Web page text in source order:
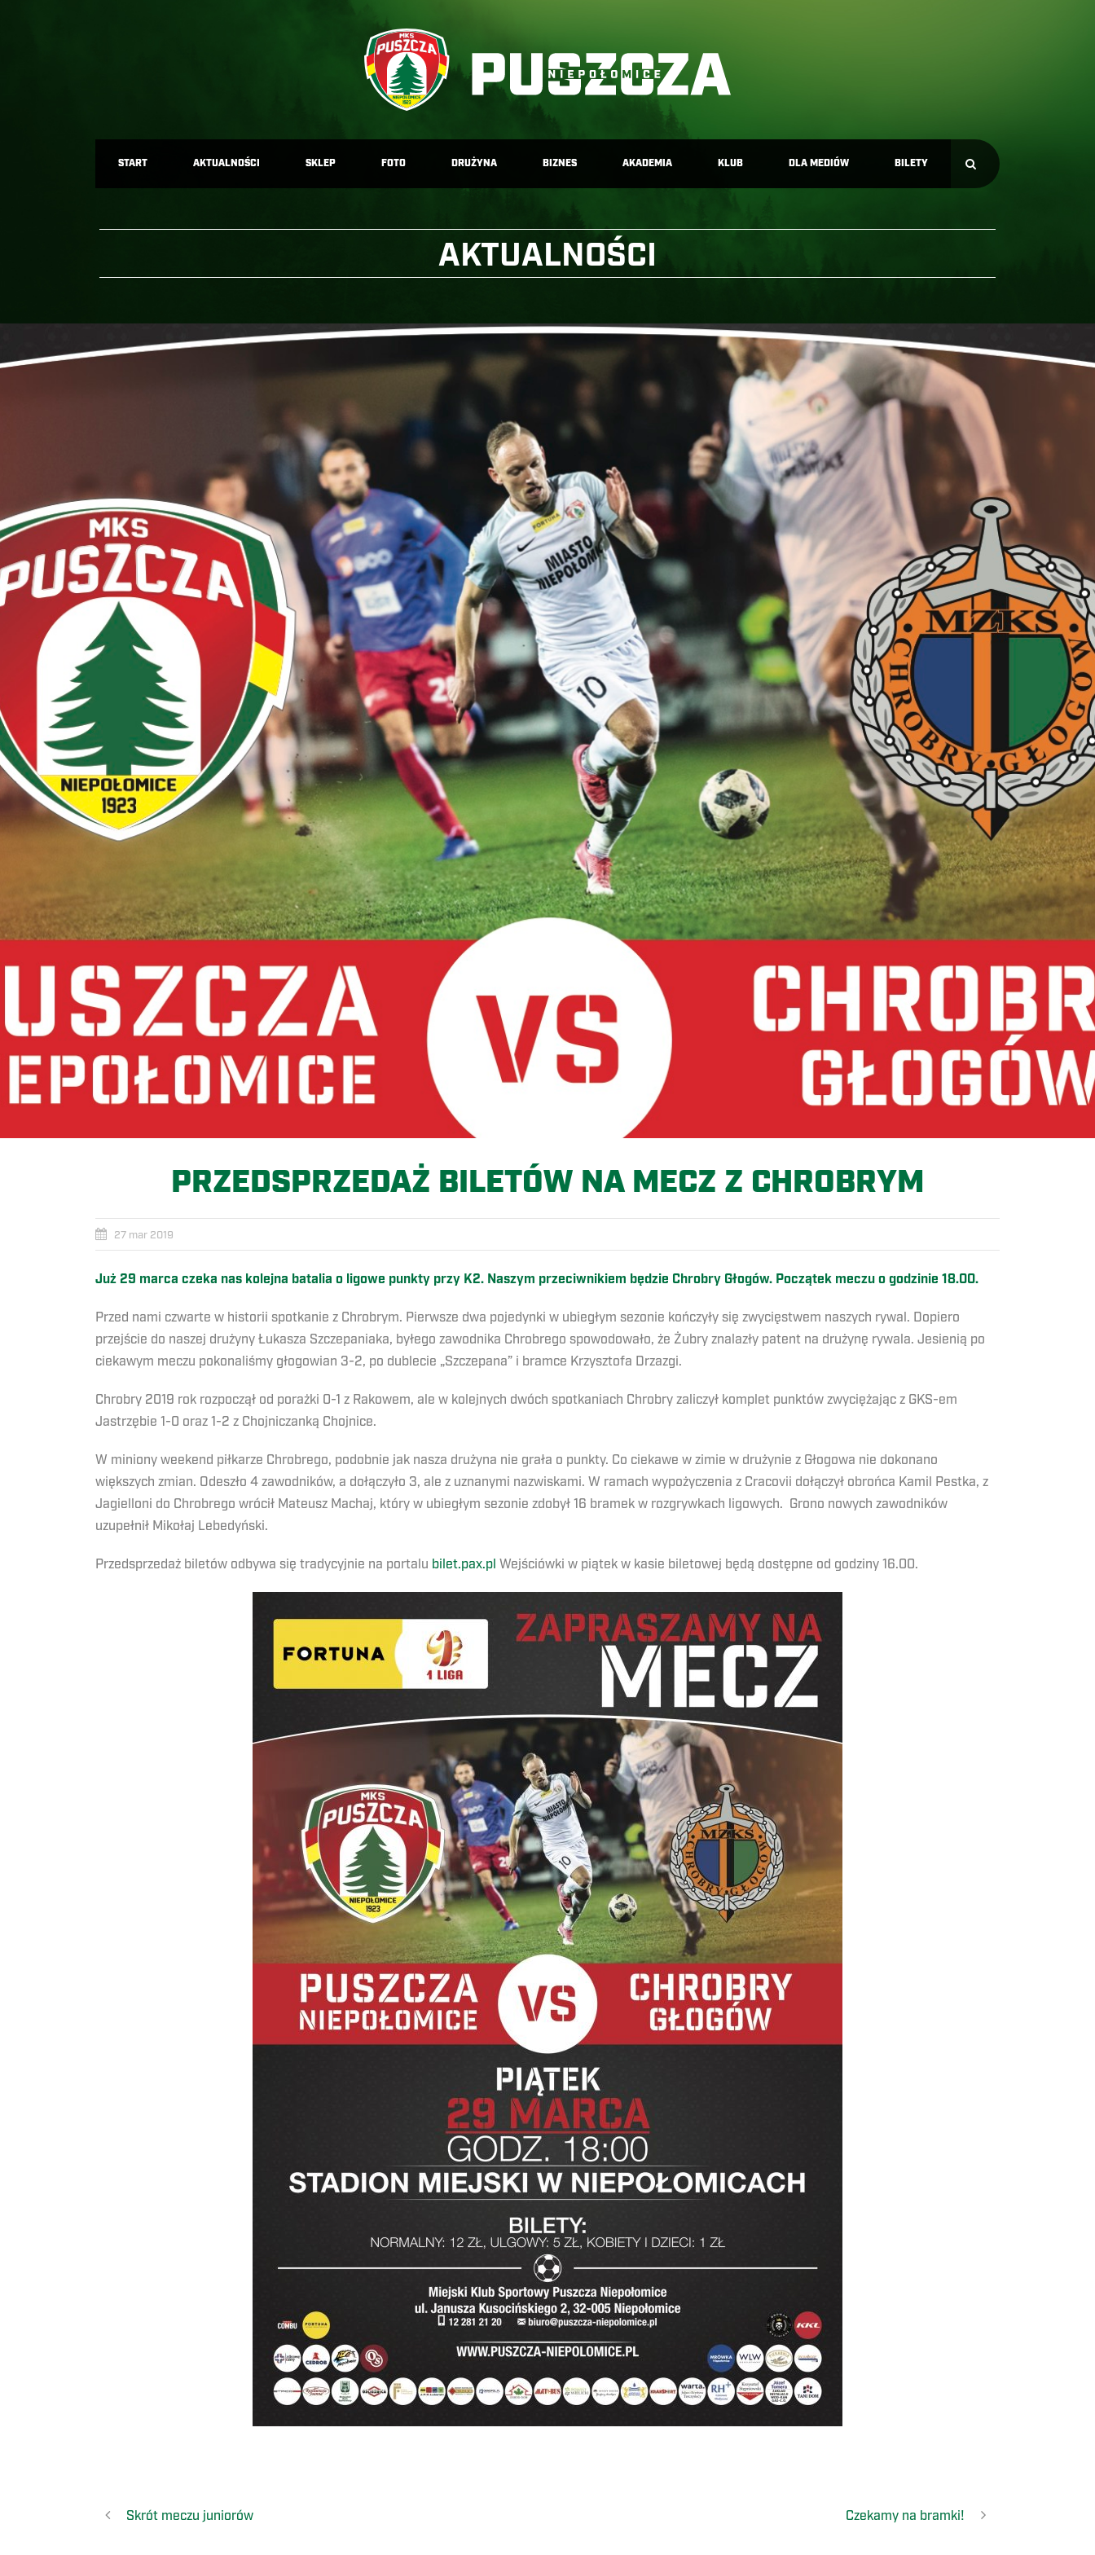
START AKTUALNOŚCI SKLEP FOTO DRUŻYNA BIZNES AKADEMIA KLUB DLA MEDIÓW BILETY
AKTUALNOŚCI
PRZEDSPRZEDAŻ BILETÓW NA MECZ Z CHROBRYM
27 mar 2019
Już 29 marca czeka nas kolejna batalia o ligowe punkty przy K2. Naszym przeciwnikiem będzie Chrobry Głogów. Początek meczu o godzinie 18.00.
Przed nami czwarte w historii spotkanie z Chrobrym. Pierwsze dwa pojedynki w ubiegłym sezonie kończyły się zwycięstwem naszych rywal. Dopiero
przejście do naszej drużyny Łukasza Szczepaniaka, byłego zawodnika Chrobrego spowodowało, że Żubry znalazły patent na drużynę rywala. Jesienią po
ciekawym meczu pokonaliśmy głogowian 3-2, po dublecie „Szczepana” i bramce Krzysztofa Drzazgi.
Chrobry 2019 rok rozpoczął od porażki 0-1 z Rakowem, ale w kolejnych dwóch spotkaniach Chrobry zaliczył komplet punktów zwyciężając z GKS-em
Jastrzębie 1-0 oraz 1-2 z Chojniczanką Chojnice.
W miniony weekend piłkarze Chrobrego, podobnie jak nasza drużyna nie grała o punkty. Co ciekawe w zimie w drużynie z Głogowa nie dokonano
większych zmian. Odeszło 4 zawodników, a dołączyło 3, ale z uznanymi nazwiskami. W ramach wypożyczenia z Cracovii dołączył obrońca Kamil Pestka, z
Jagielloni do Chrobrego wrócił Mateusz Machaj, który w ubiegłym sezonie zdobył 16 bramek w rozgrywkach ligowych. Grono nowych zawodników
uzupełnił Mikołaj Lebedyński.
Przedsprzedaż biletów odbywa się tradycyjnie na portalu bilet.pax.pl Wejściówki w piątek w kasie biletowej będą dostępne od godziny 16.00.
Skrót meczu juniorów Czekamy na bramki!